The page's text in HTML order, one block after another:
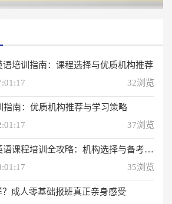
语培训指南：课程选择与优质机构推荐
32浏览
指南：优质机构推荐与学习策略
37浏览
课程培训全攻略：机构选择与备考指南
35浏览
成人零基础报班真正亲身感受